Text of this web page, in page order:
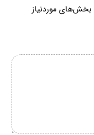
بخش‌های موردنیاز